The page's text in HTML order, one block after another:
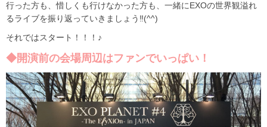
行った方も、惜しくも行けなかった方も、一緒にEXOの世界観溢れ
るライブを振り返っていきましょう‼(^^)
それではスタート！！！♪
◆開演前の会場周辺はファンでいっぱい！